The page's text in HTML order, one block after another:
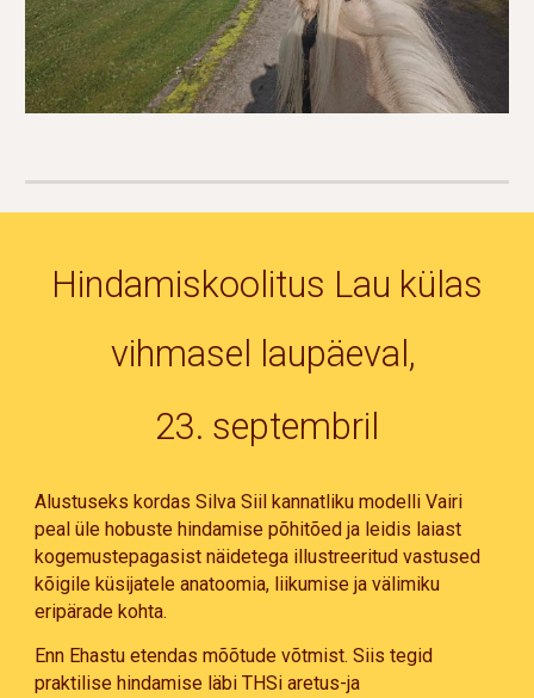
Hindamiskoolitus Lau külas
vihmasel laupäeval,
23. septembril
Alustuseks kordas Silva Siil kannatliku modelli Vairi
peal üle hobuste hindamise põhitõed ja leidis laiast
kogemustepagasist näidetega illustreeritud vastused
kõigile küsijatele anatoomia, liikumise ja välimiku
eripärade kohta.
Enn Ehastu etendas mõõtude võtmist. Siis tegid
praktilise hindamise läbi THSi aretus-ja